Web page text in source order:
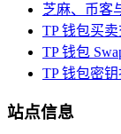
芝麻、币客
TP 钱包买
TP 钱包
TP 钱包密
站点信息